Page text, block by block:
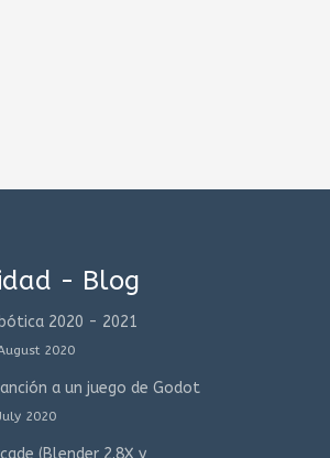
- Blog
2020 - 2021
2020
a un juego de Godot
2020
(Blender 2.8X y